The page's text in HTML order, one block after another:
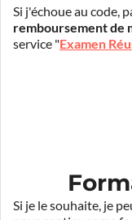
Si j'échoue au code,
remboursement de
service "Examen
Si je le souhaite, je